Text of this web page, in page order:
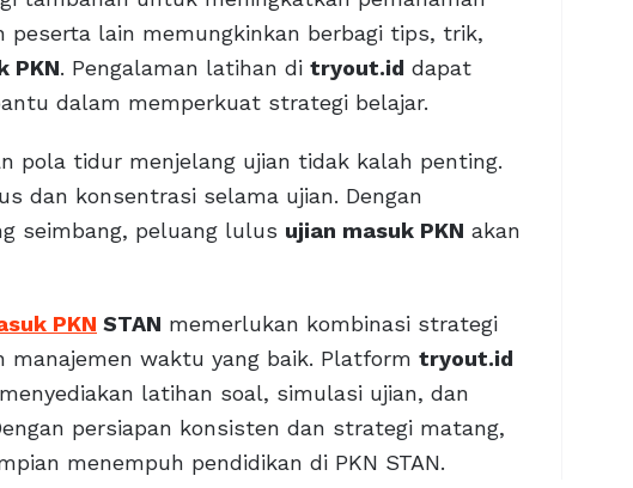
lain memungkinkan berbagi tips, trik,
PKN. Pengalaman latihan di tryout.id dapat
dalam memperkuat strategi belajar.
pola tidur menjelang ujian tidak kalah penting.
dan konsentrasi selama ujian. Dengan
seimbang, peluang lulus ujian masuk PKN akan
PKN STAN memerlukan kombinasi strategi
waktu yang baik. Platform tryout.id
latihan soal, simulasi ujian, dan
persiapan konsisten dan strategi matang,
menempuh pendidikan di PKN STAN.